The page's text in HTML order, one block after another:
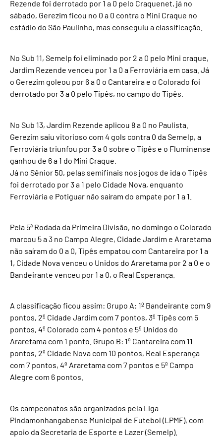
Rezende foi derrotado por 1 a 0 pelo Craquenet, já no
sábado, Gerezim ficou no 0 a 0 contra o Mini Craque no
estádio do São Paulinho, mas conseguiu a classificação.
No Sub 11, Semelp foi eliminado por 2 a 0 pelo Mini craque,
Jardim Rezende venceu por 1 a 0 a Ferroviária em casa. Já
o Gerezim goleou por 6 a 0 o Cantareira e o Colorado foi
derrotado por 3 a 0 pelo Tipês, no campo do Tipês.
No Sub 13, Jardim Rezende aplicou 8 a 0 no Paulista.
Gerezim saiu vitorioso com 4 gols contra 0 da Semelp, a
Ferroviária triunfou por 3 a 0 sobre o Tipês e o Fluminense
ganhou de 6 a 1 do Mini Craque.
Já no Sênior 50, pelas semifinais nos jogos de ida o Tipês
foi derrotado por 3 a 1 pelo Cidade Nova, enquanto
Ferroviária e Potiguar não saíram do empate por 1 a 1.
Pela 5ª Rodada da Primeira Divisão, no domingo o Colorado
marcou 5 a 3 no Campo Alegre, Cidade Jardim e Araretama
não saíram do 0 a 0, Tipês empatou com Cantareira por 1 a
1, Cidade Nova venceu o Unidos do Araretama por 2 a 0 e o
Bandeirante venceu por 1 a 0, o Real Esperança.
A classificação ficou assim: Grupo A: 1º Bandeirante com 9
pontos, 2º Cidade Jardim com 7 pontos, 3º Tipês com 5
pontos, 4º Colorado com 4 pontos e 5º Unidos do
Araretama com 1 ponto. Grupo B: 1º Cantareira com 11
pontos, 2º Cidade Nova com 10 pontos, Real Esperança
com 7 pontos, 4º Araretama com 7 pontos e 5º Campo
Alegre com 6 pontos.
Os campeonatos são organizados pela Liga
Pindamonhangabense Municipal de Futebol (LPMF), com
apoio da Secretaria de Esporte e Lazer (Semelp).